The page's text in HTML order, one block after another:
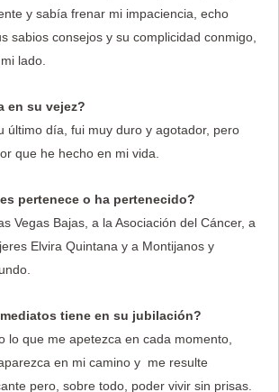
y sabía frenar mi impaciencia, echo
sabios consejos y su complicidad conmigo,
lado.
en su vejez?
último día, fui muy duro y agotador, pero
que he hecho en mi vida.
pertenece o ha pertenecido?
Vegas Bajas, a la Asociación del Cáncer, a
Elvira Quintana y a Montijanos y
tiene en su jubilación?
lo que me apetezca en cada momento,
en mi camino y me resulte
pero, sobre todo, poder vivir sin prisas.